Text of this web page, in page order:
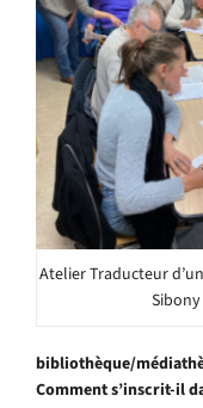
Atelier Traducteur
Sibony
bibliothèque/
Comment s’inscrit-il